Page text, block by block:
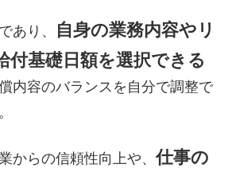
あり、
自身の業務内容やリ
付基礎日額を選択できる
内容のバランスを自分で調整で
からの信頼性向上や、仕事の